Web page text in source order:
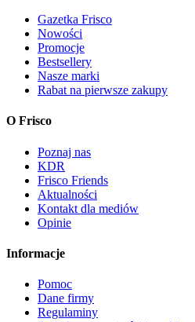
Gazetka Frisco
Nowości
Promocje
Bestsellery
Nasze marki
Rabat na pierwsze zakupy
O Frisco
Poznaj nas
KDR
Frisco Friends
Aktualności
Kontakt dla mediów
Opinie
Informacje
Pomoc
Dane firmy
Regulaminy